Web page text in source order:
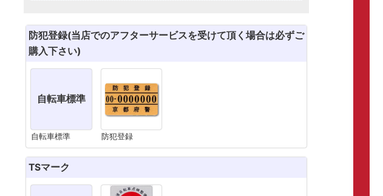
防犯登録(当店でのアフターサービスを受けて頂く場合は必ずご
購入下さい)
自転車標準
自転車標準 防犯登録
TSマーク